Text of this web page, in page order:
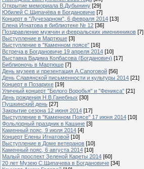
Открытие мемориала В.Дубынину [29]
Юбилей С.Щипачёва в Богдановиче [7]
Концерт в "Лучезарном", 6 февраля 2014 [13]
Елена Игнатова в библиотеке № 12 [36]
Поздравление мужчин и февральских именинников [7]
Выступление в Мартюше [3]
Выступление в "Каменном поясе" [16]
Встреча в Богдановиче 19 апреля 2014 [10]
Выставка Вадима Колбасова (Богданович) [17]
Библионочь в Мартюше [7]
День музеев и презентация А.Сапоговой [56]
День Славянской письменности и культуры 2014 [21]
Концерт в Позарихе [19]
Уличный концерт "Белого Воробья" и "Феникса" [21]
День рождения Н.В.Ганебных [30]
Пушкинский день [27]
Закрытие сезона 12 июня 2014 [17]
Выступление в "Каменном Поясе" 17 июня 2014 [10]
Фольлорный праздник в Кашине [3]
Каменный пояс, 9 июля 2014 [4]
Концерт Елены Игнатовой [10]
Выступление в Доме ветеранов [10]
Каменный пояс, 6 августа 2014 [10]
Малый проспект Зеленой Кареты 2014 [60]
20 лет Музею С.Щипачева в Богдановиче [34]